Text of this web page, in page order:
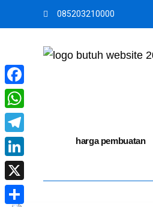
to
085203210000
harga pembuatan
Facebook
WhatsApp
Telegram
LinkedIn
X